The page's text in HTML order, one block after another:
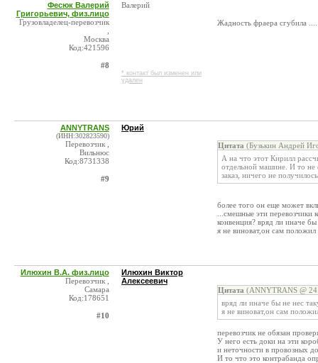
Фесюк Валерий
Григорьевич, физ.лицо
Грузовладелец-перевозчик
Москва
Код:421596
#8
Валерий
* контакт был изменен или
удален
Жадность фраера сгубила
ANNYTRANS
(ИНН:302823590)
Перевозчик ,
Вильнюс
Код:8731338
#9
Юрий
Цитата (Бузькин Андрей
А на что этот Кирилл
отдельной машине. И то не
заказ, ничего не
более того он еще может
...смешные эти
конвенция? вряд ли иначе
я не виноват,он сам
Илюхин В.А. физ.лицо
Перевозчик ,
Самара
Код:178651
#10
Илюхин Виктор
Алексеевич
Цитата (ANNYTRANS @
вряд ли иначе бы не нес
я не виноват,он сам
перевозчик не обязан
У него есть доки на эти
и неточности в провозных
И то что это контрабанда